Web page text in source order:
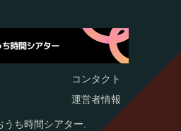
コンタクト
運営者情報
ち時間シアター.